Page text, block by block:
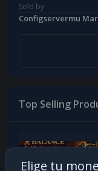
Elige tu
Sold by
Configservermu
Top Selling